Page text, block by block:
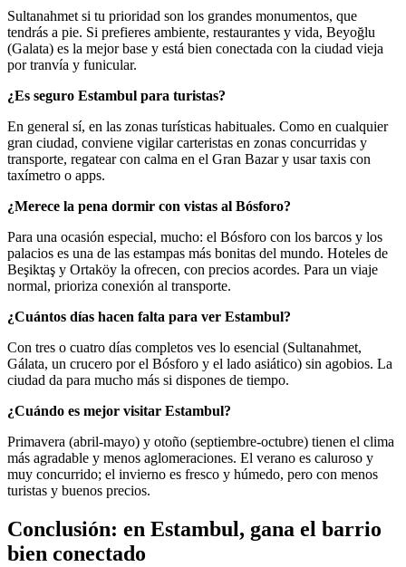
Sultanahmet si tu prioridad son los grandes monumentos, que
tendrás a pie. Si prefieres ambiente, restaurantes y vida, Beyoğlu
(Galata) es la mejor base y está bien conectada con la ciudad vieja
por tranvía y funicular.
¿Es seguro Estambul para turistas?
En general sí, en las zonas turísticas habituales. Como en cualquier
gran ciudad, conviene vigilar carteristas en zonas concurridas y
transporte, regatear con calma en el Gran Bazar y usar taxis con
taxímetro o apps.
¿Merece la pena dormir con vistas al Bósforo?
Para una ocasión especial, mucho: el Bósforo con los barcos y los
palacios es una de las estampas más bonitas del mundo. Hoteles de
Beşiktaş y Ortaköy la ofrecen, con precios acordes. Para un viaje
normal, prioriza conexión al transporte.
¿Cuántos días hacen falta para ver Estambul?
Con tres o cuatro días completos ves lo esencial (Sultanahmet,
Gálata, un crucero por el Bósforo y el lado asiático) sin agobios. La
ciudad da para mucho más si dispones de tiempo.
¿Cuándo es mejor visitar Estambul?
Primavera (abril-mayo) y otoño (septiembre-octubre) tienen el clima
más agradable y menos aglomeraciones. El verano es caluroso y
muy concurrido; el invierno es fresco y húmedo, pero con menos
turistas y buenos precios.
Conclusión: en Estambul, gana el barrio
bien conectado